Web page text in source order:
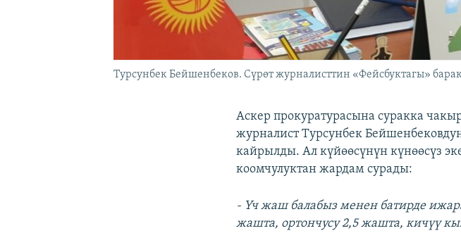
Турсунбек Бейшенбеков. Сүрөт журналисттин «Фейсбуктагы»
Аскер прокуратурасына суракка
журналист Турсунбек
кайрылды. Ал күйөөсүнүн күнөөсүз
коомчулуктан жардам сурады:
- Үч жаш балабыз менен батирде
жашта, ортончусу 2,5 жашта, кичүү